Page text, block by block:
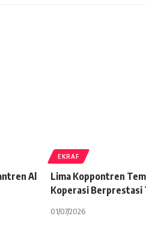
Al
EKRAF
Lima Koppontren
Koperasi Berprestasi
01/07/2026